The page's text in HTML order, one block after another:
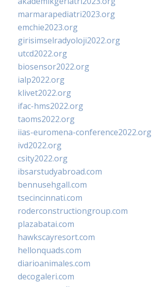
marmarapediatri2023.org
emchie2023.org
girisimselradyoloji2022.org
utcd2022.org
biosensor2022.org
ialp2022.org
klivet2022.org
ifac-hms2022.org
taoms2022.org
iias-euromena-conference2022.org
ivd2022.org
csity2022.org
ibsarstudyabroad.com
bennusehgall.com
tsecincinnati.com
roderconstructiongroup.com
plazabatai.com
hawkscayresort.com
hellonquads.com
diarioanimales.com
decogaleri.com